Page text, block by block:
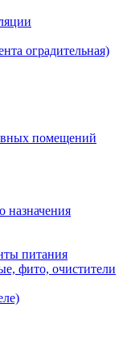
оградительная)
помещений
назначения
питания
фито, очистители